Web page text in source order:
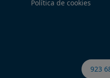
Política de cookies
923